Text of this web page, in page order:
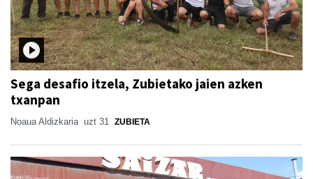
Sega desafio itzela, Zubietako jaien azken
txanpan
Noaua Aldizkaria uzt 31 ZUBIETA